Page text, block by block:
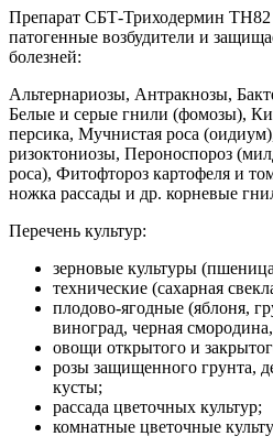
Препарат СБТ-Триходермин ТН82
патогенные возбудители и
болезней:
Альтернариозы, Антракнозы,
Белые и серые гнили (фомозы),
персика, Мучнистая роса
ризоктониозы, Пероноспороз
роса), Фитофтороз картофеля и
ножка рассады и др. корневые
Перечень культур:
зерновые культуры
технические (сахарная
плодово-ягодные (яблоня,
виноград, черная
овощи открытого и
розы защищенного грунта,
кусты;
рассада цветочных культур;
комнатные цветочные